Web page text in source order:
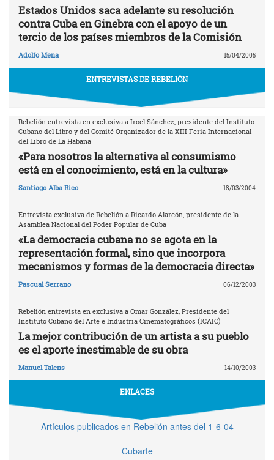
Estados Unidos saca adelante su resolución
contra Cuba en Ginebra con el apoyo de un
tercio de los países miembros de la Comisión
Adolfo Mena 15/04/2005
ENTREVISTAS DE REBELIÓN
Rebelión entrevista en exclusiva a Iroel Sánchez, presidente del Instituto
Cubano del Libro y del Comité Organizador de la XIII Feria Internacional
del Libro de La Habana
«Para nosotros la alternativa al consumismo
está en el conocimiento, está en la cultura»
Santiago Alba Rico 18/03/2004
Entrevista exclusiva de Rebelión a Ricardo Alarcón, presidente de la
Asamblea Nacional del Poder Popular de Cuba
«La democracia cubana no se agota en la
representación formal, sino que incorpora
mecanismos y formas de la democracia directa»
Pascual Serrano 06/12/2003
Rebelión entrevista en exclusiva a Omar González, Presidente del
Instituto Cubano del Arte e Industria Cinematográficos (ICAIC)
La mejor contribución de un artista a su pueblo
es el aporte inestimable de su obra
Manuel Talens 14/10/2003
ENLACES
Artículos publicados en Rebelión antes del 1-6-04
Cubarte